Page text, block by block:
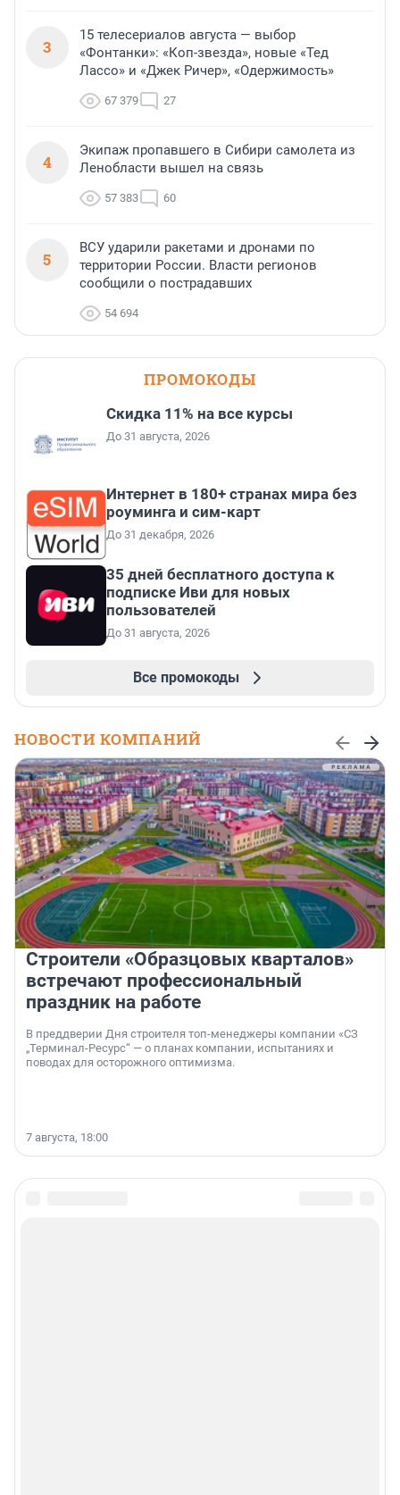
3
15 телесериалов августа — выбор
«Фонтанки»: «Коп-звезда», новые «Тед
Лассо» и «Джек Ричер», «Одержимость»
67 379 27
4
Экипаж пропавшего в Сибири самолета из
Ленобласти вышел на связь
57 383 60
5
ВСУ ударили ракетами и дронами по
территории России. Власти регионов
сообщили о пострадавших
54 694
ПРОМОКОДЫ
Скидка 11% на все курсы
До 31 августа, 2026
Интернет в 180+ странах мира без
роуминга и сим-карт
До 31 декабря, 2026
35 дней бесплатного доступа к
подписке Иви для новых
пользователей
До 31 августа, 2026
Все промокоды
НОВОСТИ КОМПАНИЙ
Строители «Образцовых кварталов»
встречают профессиональный
праздник на работе
В преддверии Дня строителя топ-менеджеры компании «СЗ
„Терминал-Ресурс“ — о планах компании, испытаниях и
поводах для осторожного оптимизма.
7 августа, 18:00